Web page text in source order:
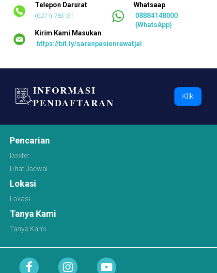
Telepon Darurat
(0271) 783131
Whatsaap
08884148000
(WhatsApp)
Kirim Kami Masukan
https://bit.ly/saranpasienrawatjalan
INFORMASI
PENDAFTARAN
Klik
Pencarian
Dokter
Lihat Jadwal
Lokasi
Lokasi
Tanya Kami
Tanya Kami